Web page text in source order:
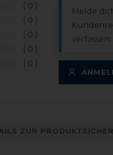
0
0
0
0
0
Melde
verfassen.
ZUR